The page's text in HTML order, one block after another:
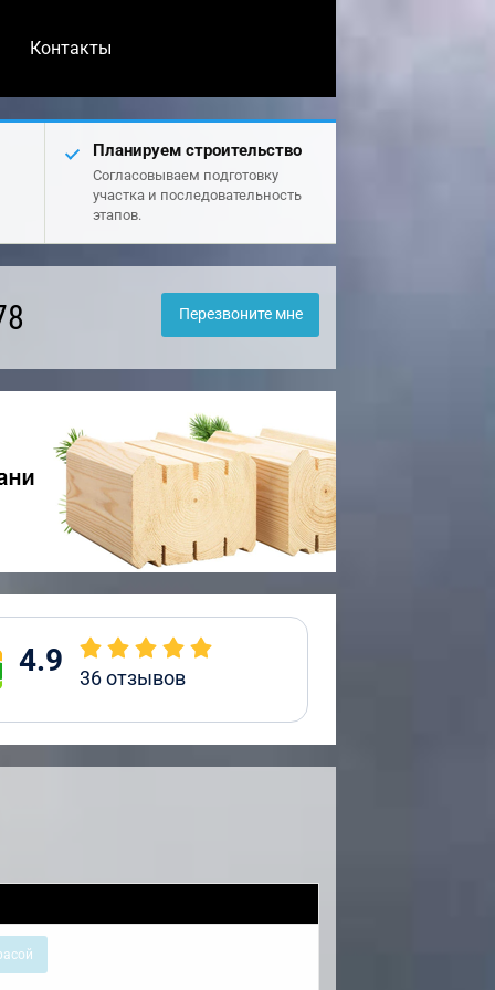
Контакты
Планируем строительство
Согласовываем подготовку
участка и последовательность
этапов.
Перезвоните мне
4.9 36отзывов